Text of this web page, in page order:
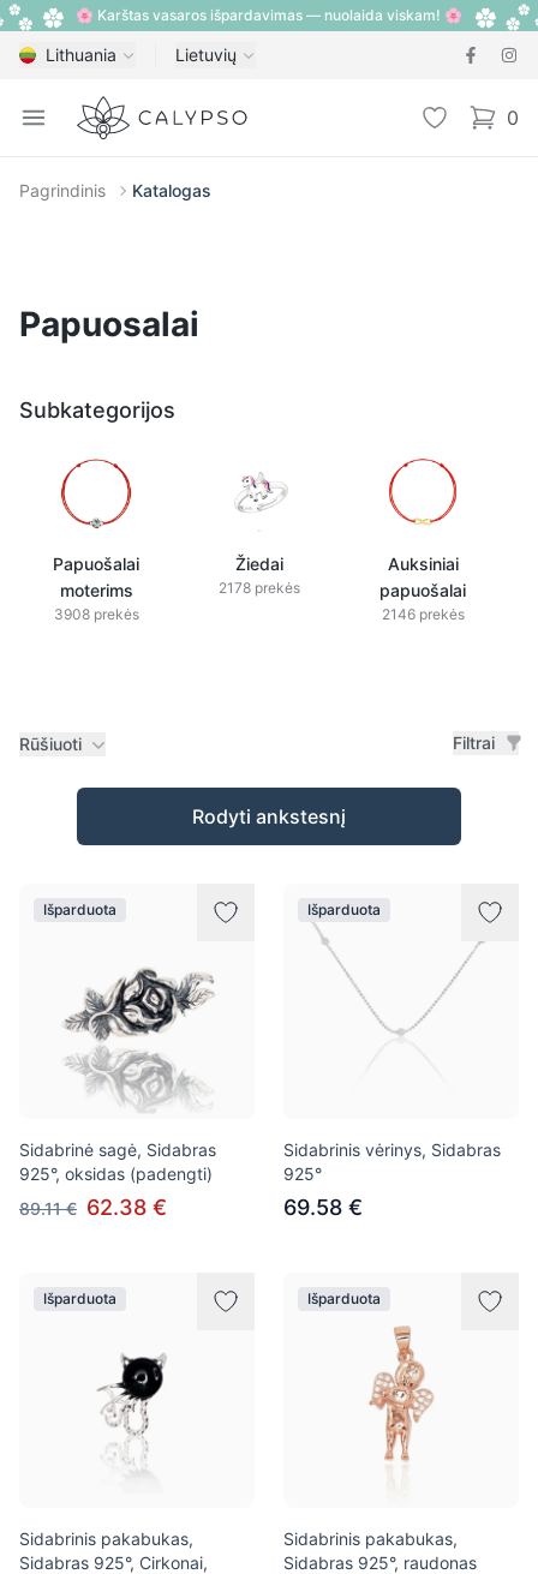
🌸 Karštas vasaros išpardavimas — nuolaida viskam! 🌸
Lithuania Lietuvių
Open menu
Calypso 0
items
Pagrindinis Katalogas
Papuosalai
Subkategorijos
Papuošalai
moterims
3908 prekės
Žiedai
2178 prekės
Auksiniai
papuošalai
2146 prekės
Rūšiuoti Filtrai
Prekės
Rodyti ankstesnį
Išparduota
Sidabrinė sagė, Sidabras
925°, oksidas (padengti)
89.11 € 62.38 €
Išparduota
Sidabrinis vėrinys, Sidabras
925°
69.58 €
Išparduota
Sidabrinis pakabukas,
Sidabras 925°, Cirkonai,
Išparduota
Sidabrinis pakabukas,
Sidabras 925°, raudonas